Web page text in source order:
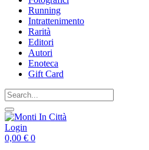
Running
Intrattenimento
Rarità
Editori
Autori
Enoteca
Gift Card
Login
0,00 € 0